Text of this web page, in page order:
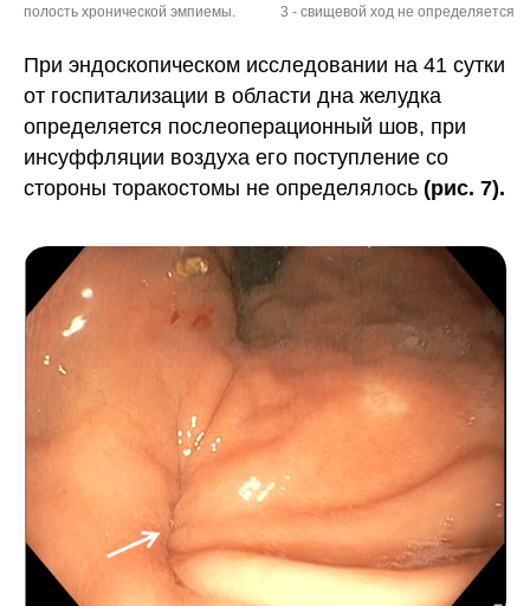
полость хронической эмпиемы.
3 - свищевой ход не определяется
При эндоскопическом исследовании на 41 сутки
от госпитализации в области дна желудка
определяется послеоперационный шов, при
инсуффляции воздуха его поступление со
стороны торакостомы не определялось (рис. 7).